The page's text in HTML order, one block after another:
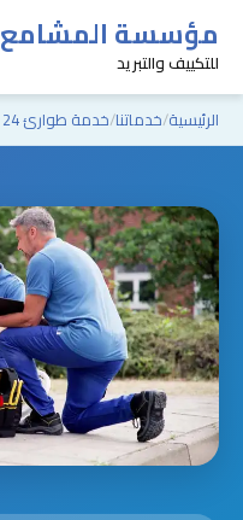
مؤسسة المشامع
للتكييف والتبريد
الرئيسية خدماتنا خدمة طوارئ 24 ساعة